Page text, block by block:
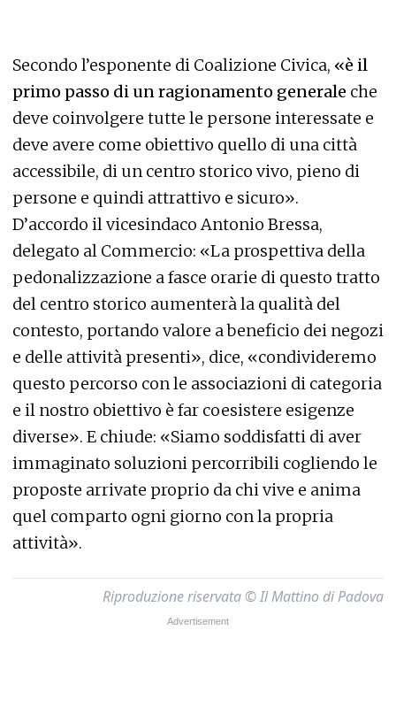
Secondo l’esponente di Coalizione Civica, «è il
primo passo di un ragionamento generale che
deve coinvolgere tutte le persone interessate e
deve avere come obiettivo quello di una città
accessibile, di un centro storico vivo, pieno di
persone e quindi attrattivo e sicuro».
D’accordo il vicesindaco Antonio Bressa,
delegato al Commercio: «La prospettiva della
pedonalizzazione a fasce orarie di questo tratto
del centro storico aumenterà la qualità del
contesto, portando valore a beneficio dei negozi
e delle attività presenti», dice, «condivideremo
questo percorso con le associazioni di categoria
e il nostro obiettivo è far coesistere esigenze
diverse». E chiude: «Siamo soddisfatti di aver
immaginato soluzioni percorribili cogliendo le
proposte arrivate proprio da chi vive e anima
quel comparto ogni giorno con la propria
attività».
Riproduzione riservata © Il Mattino di Padova